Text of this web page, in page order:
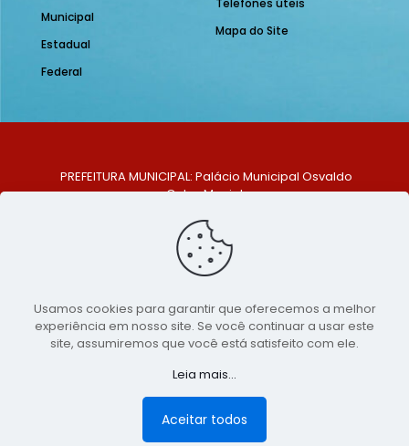
Municipal
Estadual
Federal
Telefones úteis
Mapa do Site
PREFEITURA MUNICIPAL: Palácio Municipal Osvaldo
Celso Maciel
Centro, São Bento do Una - PE. CEP: 553370-128
TELEFONE: (81) 99548-1569
E-MAIL: ouvidoria@saobentodouna.pe.gov.br
Copyright 2021-2026 - Assessoria de Comunicação da
Prefeitura de São Bento do Una - PE
publicidadeLumusWeb - Agência Digital
Usamos cookies para garantir que oferecemos a melhor
experiência em nosso site. Se você continuar a usar este
site, assumiremos que você está satisfeito com ele.
Leia mais...
Aceitar todos